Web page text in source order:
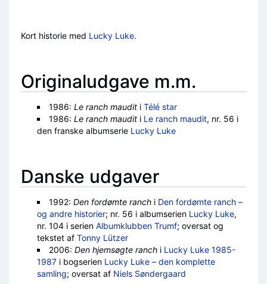
Kort historie med Lucky Luke.
Originaludgave m.m.
1986: Le ranch mauditi Télé star
1986: Le ranch mauditi Le ranch maudit, nr. 56 i
den franske albumserie Lucky Luke
Danske udgaver
1992: Den fordømte ranchi Den fordømte ranch –
og andre historier; nr. 56 i albumserien Lucky Luke,
nr. 104 i serien Albumklubben Trumf; oversat og
tekstet af Tonny Lützer
2006: Den hjemsøgte ranchi Lucky Luke 1985-
1987i bogserien Lucky Luke – den komplette
samling; oversat af Niels Søndergaard